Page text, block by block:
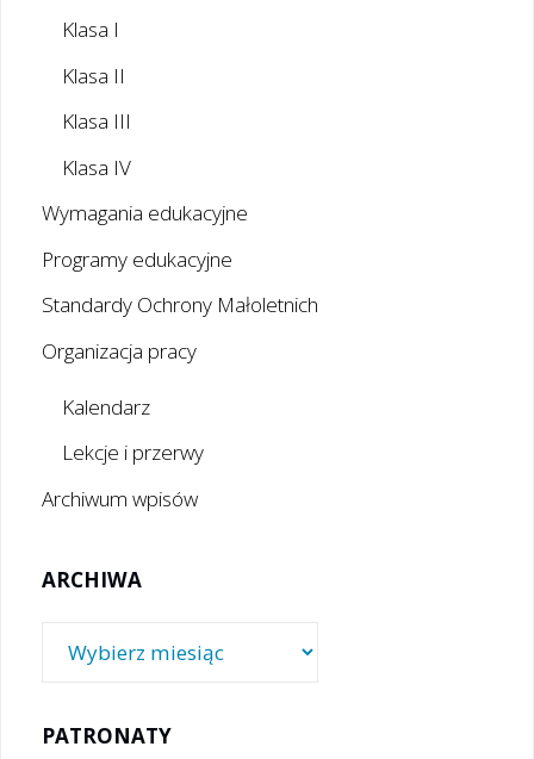
Klasa I
Klasa II
Klasa III
Klasa IV
Wymagania edukacyjne
Programy edukacyjne
Standardy Ochrony Małoletnich
Organizacja pracy
Kalendarz
Lekcje i przerwy
Archiwum wpisów
ARCHIWA
PATRONATY